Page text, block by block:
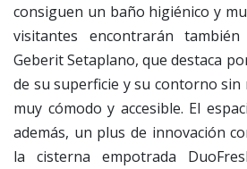
consiguen un baño higiénico y
visitantes encontrarán
Geberit Setaplano, que destaca
de su superficie y su contorno
muy cómodo y accesible. El
además, un plus de innovación
la cisterna empotrada